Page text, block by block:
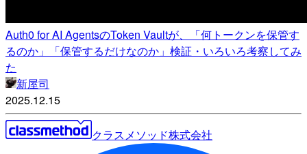
Auth0 for AI AgentsのToken Vaultが、「何トークンを保管す
るのか」「保管するだけなのか」検証・いろいろ考察してみ
た
新屋司
2025.12.15
クラスメソッド株式会社